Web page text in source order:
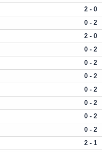
2 - 0
0 - 2
2 - 0
0 - 2
0 - 2
0 - 2
0 - 2
0 - 2
0 - 2
0 - 2
2 - 1